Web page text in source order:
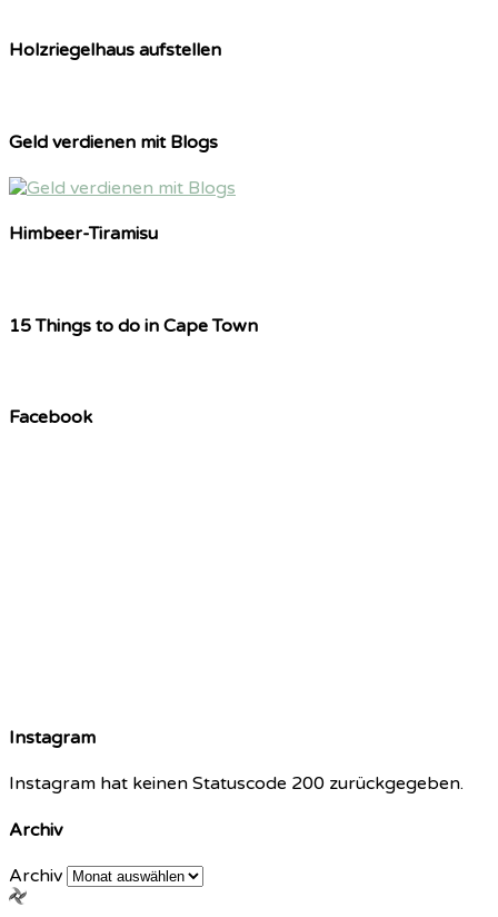
Holzriegelhaus aufstellen
Geld verdienen mit Blogs
Himbeer-Tiramisu
15 Things to do in Cape Town
Facebook
Instagram
Instagram hat keinen Statuscode 200 zurückgegeben.
Archiv
Archiv